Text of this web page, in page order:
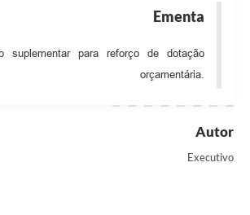
Ementa
suplementar para reforço de dotação
orçamentária.
Autor
Executivo